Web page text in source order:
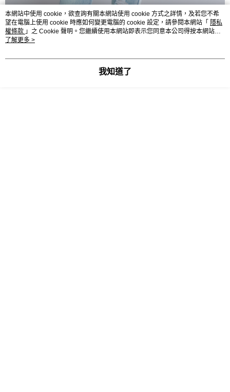
本網站中使用 cookie，欲查詢有關本網站使用 cookie 方式之詳情，及若您不希
望在電腦上使用 cookie 時應如何變更電腦的 cookie 設定，請參閱本網站「 隱私
權條款 」之 Cookie 聲明。您繼續使用本網站即表示您同意本公司得按本網站使
用條款之 Cookie 聲明使用 cookie。
了解更多 >
我知道了